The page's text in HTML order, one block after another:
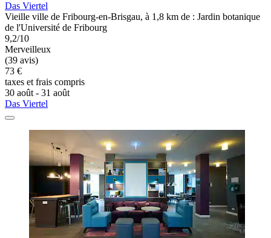
Das Viertel
Vieille ville de Fribourg-en-Brisgau, à 1,8 km de : Jardin botanique
de l'Université de Fribourg
9,2/10
Merveilleux
(39 avis)
73 €
taxes et frais compris
30 août - 31 août
Das Viertel